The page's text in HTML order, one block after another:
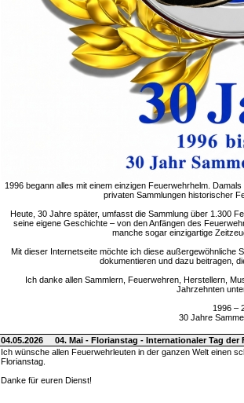
1996 begann alles mit einem einzigen Feuerwehrhelm.
privaten Sammlungen historischer
Heute, 30 Jahre später, umfasst die Sammlung über 1.300
seine eigene Geschichte – von den Anfängen des
manche sogar einzigartige
Mit dieser Internetseite möchte ich diese außergewöhnliche
dokumentieren und dazu beitragen,
Ich danke allen Sammlern, Feuerwehren, Herstellern,
Jahrzehnten
1996 –
30 Jahre
04.05.2026
04. Mai - Florianstag - Internationaler Tag der
Ich wünsche allen Feuerwehrleuten in der ganzen Welt einen
Florianstag.
Danke für euren Dienst!